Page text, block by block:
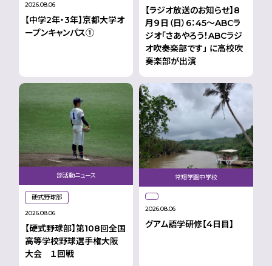
2026.08.06
【中学2年・3年】京都大学オ
ープンキャンパス①
【ラジオ放送のお知らせ】8
月９日（日）6：45～ABCラ
ジオ「さあやろう！ABCラジ
オ吹奏楽部です」 に高校吹
奏楽部が出演
2026.08.06
部活動ニュース
硬式野球部
【硬式野球部】第108回全国
高等学校野球選手権大阪
大会 １回戦
2026.08.06
常翔学園中学校
グアム語学研修【4日目】